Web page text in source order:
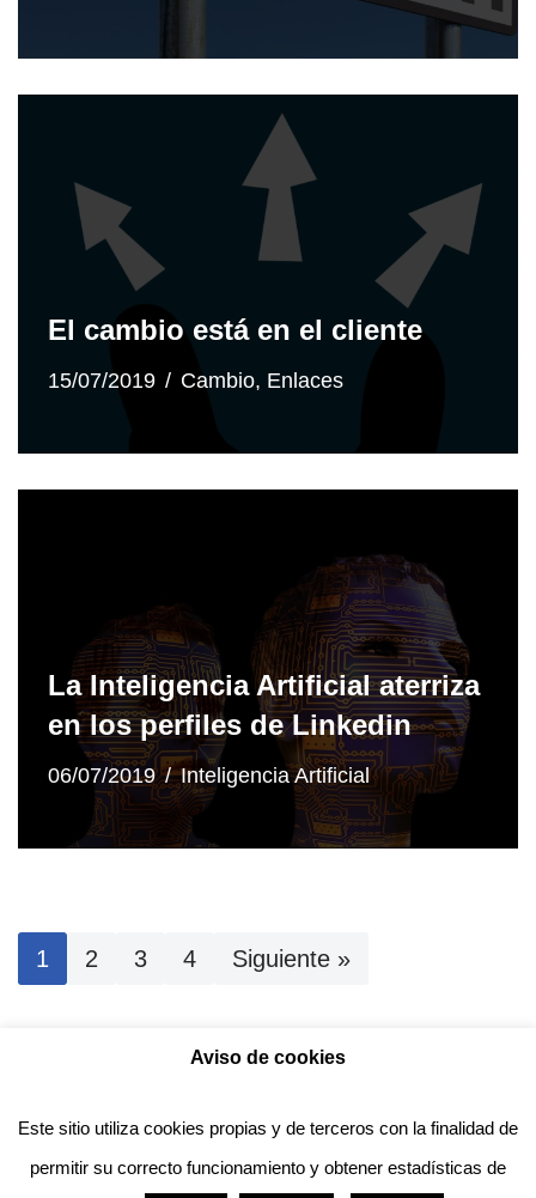
El cambio está en el cliente
15/07/2019 Cambio, Enlaces
La Inteligencia Artificial aterriza
en los perfiles de Linkedin
06/07/2019 Inteligencia Artificial
1 2 3 4 Siguiente »
Política de Cookies
Anotado funciona gracias a
Aviso de cookies
Este sitio utiliza cookies propias y de terceros con la finalidad de
permitir su correcto funcionamiento y obtener estadísticas de